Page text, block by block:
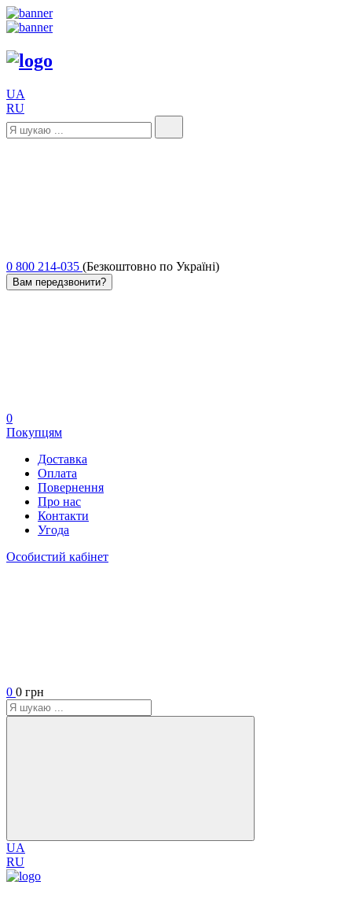
UA
RU
0 800 214-035 (Безкоштовно по Україні)
Вам передзвонити?
0
Покупцям
Доставка
Оплата
Повернення
Про нас
Контакти
Угода
Особистий кабінет
0 0 грн
UA
RU